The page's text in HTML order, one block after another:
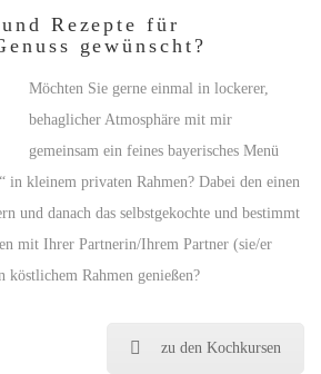
Rezepte für
gewünscht?
Möchten Sie gerne einmal in lockerer,
behaglicher Atmosphäre mit mir
gemeinsam ein feines bayerisches Menü
in kleinem privaten Rahmen? Dabei den einen
und danach das selbstgekochte und bestimmt
mit Ihrer Partnerin/Ihrem Partner (sie/er
köstlichem Rahmen genießen?
zu den Kochkursen